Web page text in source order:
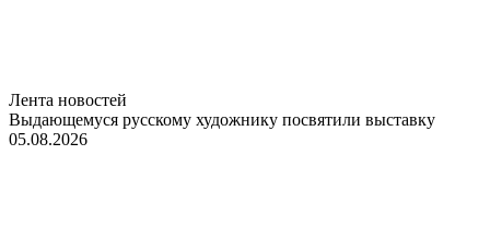
Лента новостей
Выдающемуся русскому художнику посвятили выставку
05.08.2026